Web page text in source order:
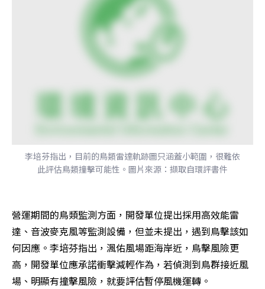
李培芬指出，目前的鳥類雷達軌跡圖只涵蓋小範圍，很難依
此評估鳥類撞擊可能性。圖片來源：擷取自環評書件
營運期間的鳥類監測方面，開發單位提出採用高效能雷
達、音波麥克風等監測設備，但並未提出，遇到鳥擊該如
何因應。李培芬指出，渢佑風場距海岸近，鳥擊風險更
高，開發單位應承諾衝擊減輕作為，若偵測到鳥群接近風
場、明顯有撞擊風險，就要評估暫停風機運轉。